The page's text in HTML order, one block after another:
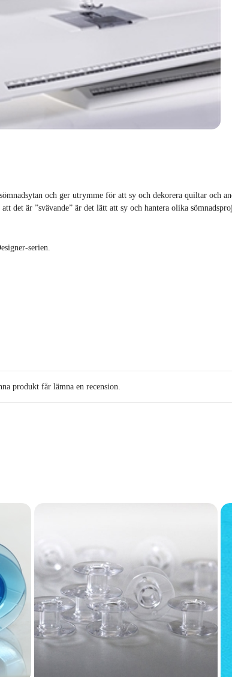
och ger utrymme för att sy och dekorera quiltar och
det är ”svävande” är det lätt att sy och hantera olika
serien.
produkt får lämna en recension.